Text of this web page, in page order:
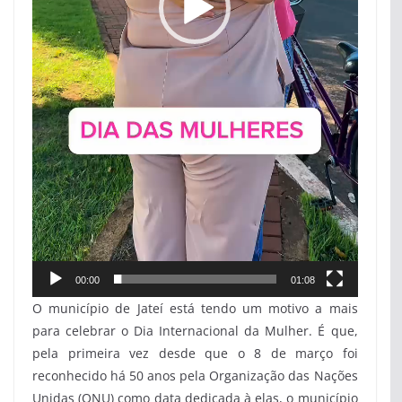
00:00 01:08
O município de Jateí está tendo um motivo a mais
para celebrar o Dia Internacional da Mulher. É que,
pela primeira vez desde que o 8 de março foi
reconhecido há 50 anos pela Organização das Nações
Unidas (ONU) como data dedicada à elas, o município